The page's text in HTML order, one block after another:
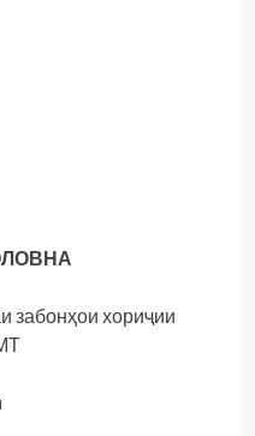
забонҳои хориҷии